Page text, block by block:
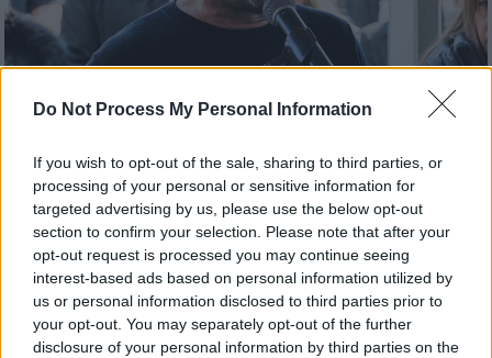
Do Not Process My Personal Information
If you wish to opt-out of the sale, sharing to third parties, or
processing of your personal or sensitive information for
targeted advertising by us, please use the below opt-out
section to confirm your selection. Please note that after your
opt-out request is processed you may continue seeing
interest-based ads based on personal information utilized by
us or personal information disclosed to third parties prior to
your opt-out. You may separately opt-out of the further
disclosure of your personal information by third parties on the
Ο Νίκος Πλακιάς (EUROKINISSI)
Προσθέστε το ΕΘΝΟΣ στη Google
ΟΝίκος Πλακιάςσχολίασε τοπολυσέλιδο
πόρισματης Διεύθυνσης Αντιμετώπισης
Εγκλημάτων Εμπρησμού, σχετικά με τη
φωτιάμετά τη σύγκρουση των δύο τρένων
σταΤέμπη.